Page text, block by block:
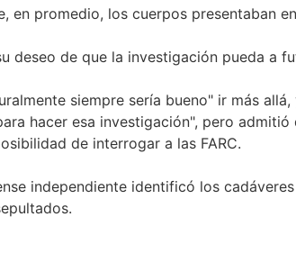
en promedio, los cuerpos presentaban
deseo de que la investigación pueda a
siempre sería bueno" ir más
hacer esa investigación", pero
de interrogar a las FARC.
independiente identificó los